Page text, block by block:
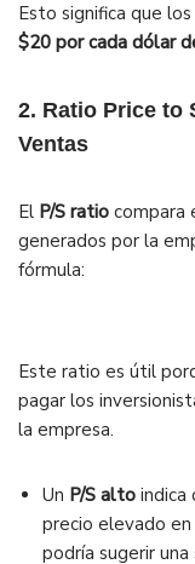
Esto significa que
$20 por cada dólar
2. Ratio Price to
Ventas
El P/S ratio compara
generados por la
fórmula:
Este ratio es útil
pagar los
la empresa.
Un P/S alto indica
precio elevado en
podría sugerir